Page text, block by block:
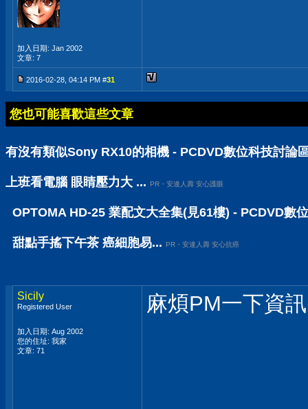
加入日期: Jan 2002
文章: 7
2016-02-28, 04:14 PM #31
您也可能喜歡這些文章
有沒有類似Sony RX10的相機 - PCDVD數位科技討論
上班看電腦 眼睛壓力大 ... PR・安達人壽 安心護眼
OPTOMA HD-25 業配文大全集(見61樓) - PCDVD數
甜點手搖下午茶 癌細胞易... PR・安達人壽 安心抗癌
Sicily
Registered User
加入日期: Aug 2002
您的住址: 我家
文章: 71
麻煩PM一下資